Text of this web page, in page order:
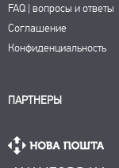
FAQ | вопросы и ответы
Соглашение
Конфиденциальность
ПАРТНЕРЫ